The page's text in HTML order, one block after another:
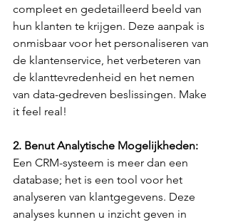
compleet en gedetailleerd beeld van
hun klanten te krijgen. Deze aanpak is
onmisbaar voor het personaliseren van
de klantenservice, het verbeteren van
de klanttevredenheid en het nemen
van data-gedreven beslissingen. Make
it feel real!
2. Benut Analytische Mogelijkheden:
Een CRM-systeem is meer dan een
database; het is een tool voor het
analyseren van klantgegevens. Deze
analyses kunnen u inzicht geven in